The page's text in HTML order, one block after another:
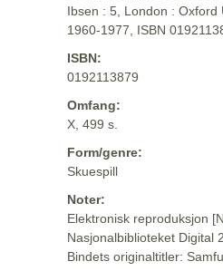
Ibsen : 5, London : Oxford
1960-1977, ISBN
ISBN:
0192113879
Omfang:
X, 499 s.
Form/genre:
Skuespill
Noter:
Elektronisk reproduksjon
Nasjonalbiblioteket Digital
Bindets originaltitler: